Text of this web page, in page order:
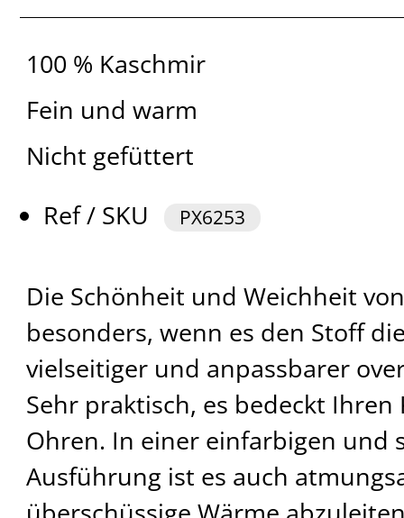
100 % Kaschmir
Fein und warm
Nicht gefüttert
Ref / SKU
PX6253
Die Schönheit und Weichheit
besonders, wenn es den Stoff
vielseitiger und anpassbarer
Sehr praktisch, es bedeckt
Ohren. In einer einfarbigen und
Ausführung ist es auch